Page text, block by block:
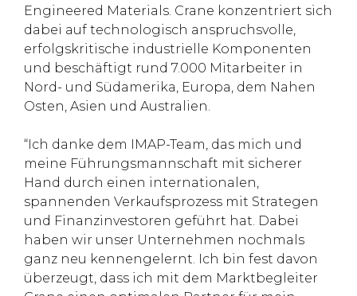
Engineered Materials. Crane konzentriert sich
dabei auf technologisch anspruchsvolle,
erfolgskritische industrielle Komponenten
und beschäftigt rund 7.000 Mitarbeiter in
Nord- und Südamerika, Europa, dem Nahen
Osten, Asien und Australien.
“Ich danke dem IMAP-Team, das mich und
meine Führungsmannschaft mit sicherer
Hand durch einen internationalen,
spannenden Verkaufsprozess mit Strategen
und Finanzinvestoren geführt hat. Dabei
haben wir unser Unternehmen nochmals
ganz neu kennengelernt. Ich bin fest davon
überzeugt, dass ich mit dem Marktbegleiter